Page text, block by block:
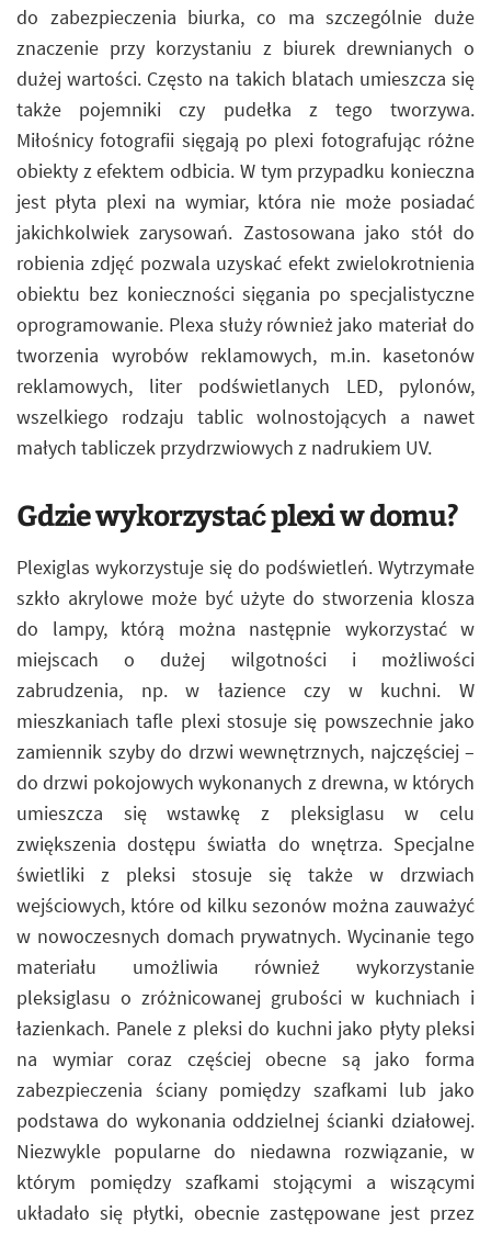
do zabezpieczenia biurka, co ma szczególnie duże
znaczenie przy korzystaniu z biurek drewnianych o
dużej wartości. Często na takich blatach umieszcza się
także pojemniki czy pudełka z tego tworzywa.
Miłośnicy fotografii sięgają po plexi fotografując różne
obiekty z efektem odbicia. W tym przypadku konieczna
jest płyta plexi na wymiar, która nie może posiadać
jakichkolwiek zarysowań. Zastosowana jako stół do
robienia zdjęć pozwala uzyskać efekt zwielokrotnienia
obiektu bez konieczności sięgania po specjalistyczne
oprogramowanie. Plexa służy również jako materiał do
tworzenia wyrobów reklamowych, m.in. kasetonów
reklamowych, liter podświetlanych LED, pylonów,
wszelkiego rodzaju tablic wolnostojących a nawet
małych tabliczek przydrzwiowych z nadrukiem UV.
Gdzie wykorzystać plexi w domu?
Plexiglas wykorzystuje się do podświetleń. Wytrzymałe
szkło akrylowe może być użyte do stworzenia klosza
do lampy, którą można następnie wykorzystać w
miejscach o dużej wilgotności i możliwości
zabrudzenia, np. w łazience czy w kuchni. W
mieszkaniach tafle plexi stosuje się powszechnie jako
zamiennik szyby do drzwi wewnętrznych, najczęściej –
do drzwi pokojowych wykonanych z drewna, w których
umieszcza się wstawkę z pleksiglasu w celu
zwiększenia dostępu światła do wnętrza. Specjalne
świetliki z pleksi stosuje się także w drzwiach
wejściowych, które od kilku sezonów można zauważyć
w nowoczesnych domach prywatnych. Wycinanie tego
materiału umożliwia również wykorzystanie
pleksiglasu o zróżnicowanej grubości w kuchniach i
łazienkach. Panele z pleksi do kuchni jako płyty pleksi
na wymiar coraz częściej obecne są jako forma
zabezpieczenia ściany pomiędzy szafkami lub jako
podstawa do wykonania oddzielnej ścianki działowej.
Niezwykle popularne do niedawna rozwiązanie, w
którym pomiędzy szafkami stojącymi a wiszącymi
układało się płytki, obecnie zastępowane jest przez